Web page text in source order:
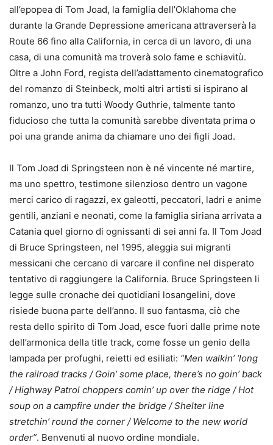
all’epopea di Tom Joad, la famiglia dell’Oklahoma che
durante la Grande Depressione americana attraverserà la
Route 66 fino alla California, in cerca di un lavoro, di una
casa, di una comunità ma troverà solo fame e schiavitù.
Oltre a John Ford, regista dell’adattamento cinematografico
del romanzo di Steinbeck, molti altri artisti si ispirano al
romanzo, uno tra tutti Woody Guthrie, talmente tanto
fiducioso che tutta la comunità sarebbe diventata prima o
poi una grande anima da chiamare uno dei figli Joad.
Il Tom Joad di Springsteen non è né vincente né martire,
ma uno spettro, testimone silenzioso dentro un vagone
merci carico di ragazzi, ex galeotti, peccatori, ladri e anime
gentili, anziani e neonati, come la famiglia siriana arrivata a
Catania quel giorno di ognissanti di sei anni fa. Il Tom Joad
di Bruce Springsteen, nel 1995, aleggia sui migranti
messicani che cercano di varcare il confine nel disperato
tentativo di raggiungere la California. Bruce Springsteen li
legge sulle cronache dei quotidiani losangelini, dove
risiede buona parte dell’anno. Il suo fantasma, ciò che
resta dello spirito di Tom Joad, esce fuori dalle prime note
dell’armonica della title track, come fosse un genio della
lampada per profughi, reietti ed esiliati: “Men walkin’ ‘long
the railroad tracks / Goin’ some place, there’s no goin’ back
/ Highway Patrol choppers comin’ up over the ridge / Hot
soup on a campfire under the bridge / Shelter line
stretchin’ round the corner / Welcome to the new world
order”. Benvenuti al nuovo ordine mondiale.